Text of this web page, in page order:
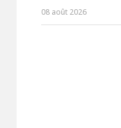
08 août 2026